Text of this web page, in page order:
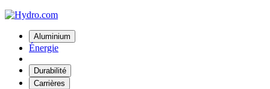
Aluminium
Énergie
Durabilité
Carrières